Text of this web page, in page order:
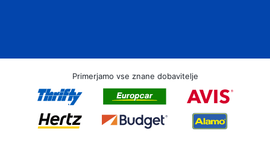
Primerjamo vse znane dobavitelje